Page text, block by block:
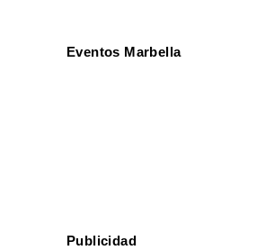
Eventos Marbella
Publicidad